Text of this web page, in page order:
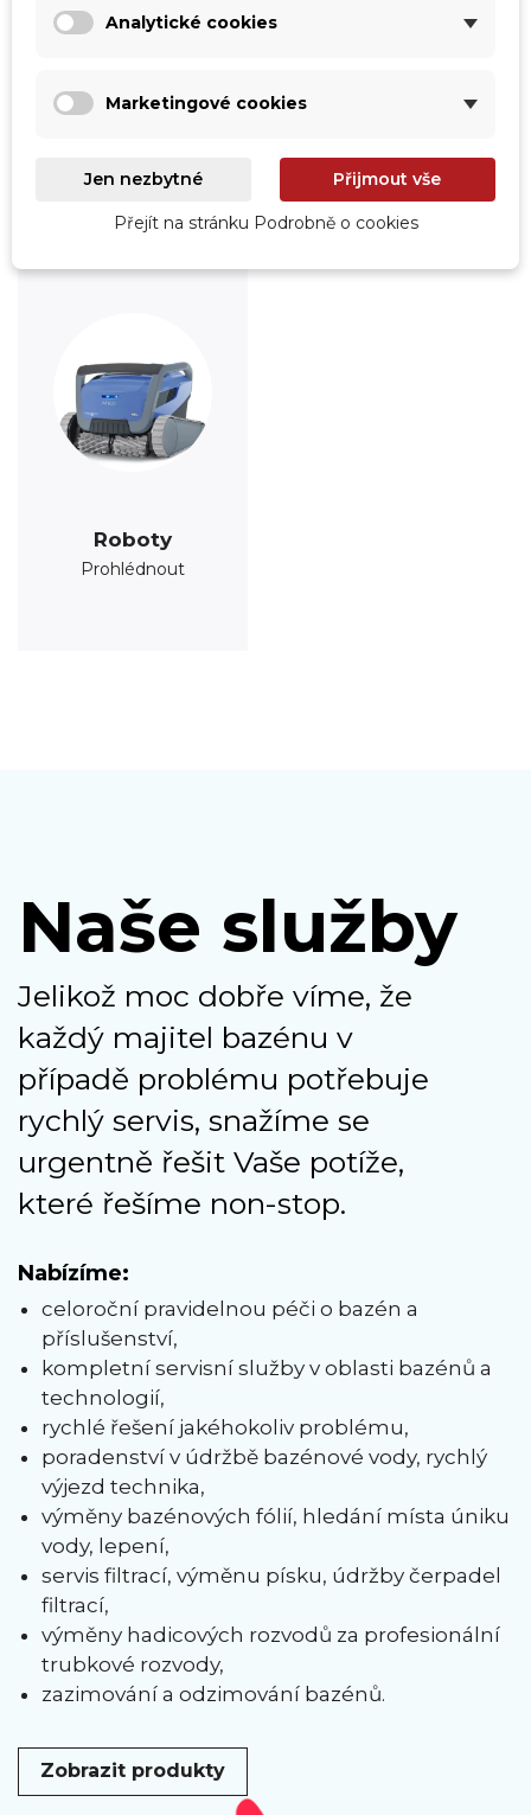
Úprava vody
Roboty
Prohlédnout
Naše služby
Jelikož moc dobře víme, že
každý majitel bazénu v
případě problému potřebuje
rychlý servis, snažíme se
urgentně řešit Vaše potíže,
které řešíme non-stop.
Nabízíme:
celoroční pravidelnou péči o bazén a
příslušenství,
kompletní servisní služby v oblasti bazénů a
technologií,
rychlé řešení jakéhokoliv problému,
poradenství v údržbě bazénové vody, rychlý
výjezd technika,
výměny bazénových fólií, hledání místa úniku
vody, lepení,
servis filtrací, výměnu písku, údržby čerpadel
filtrací,
výměny hadicových rozvodů za profesionální
trubkové rozvody,
zazimování a odzimování bazénů.
Zobrazit produkty
Analytické cookies
Marketingové cookies
Jen nezbytné Přijmout vše
Přejít na stránku Podrobně o cookies